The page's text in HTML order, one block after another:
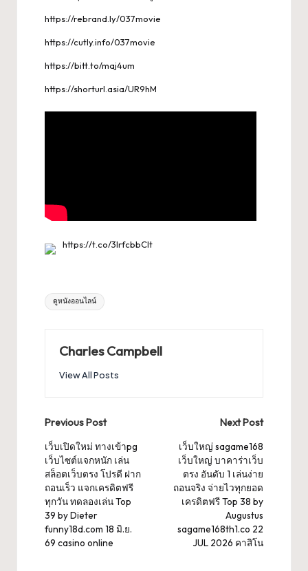
https://rebrand.ly/037movie
https://cutly.info/037movie
https://bitt.to/maj4um
https://shorturl.asia/UR9hM
https://t.co/3IrfcbbClt
Tags:
ดูหนังออนไลน์
Charles Campbell
View All Posts
Post
navigation
Previous Post
เว็บเปิดใหม่ ทางเข้าpg
เว็บไซต์แจกหนัก เล่น
สล็อตเว็บตรง โปรดี ฝาก
ถอนเร็ว แจกเครดิตฟรี
ทุกวัน ทดลองเล่น Top
39 by Dieter
funny18d.com 18 มิ.ย.
69 casino online
Next Post
เว็บใหญ่ sagame168
เว็บใหญ่ บาคาร่าเว็บ
ตรง อันดับ 1 เล่นง่าย
ถอนจริง จ่ายไวทุกยอด
เครดิตฟรี Top 38 by
Augustus
sagame168th1.co 22
JUL 2026 คาสิโน